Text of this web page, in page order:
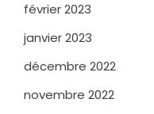
février 2023
janvier 2023
décembre 2022
novembre 2022